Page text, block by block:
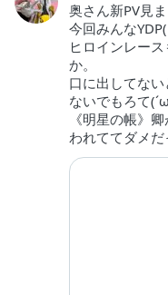
奥さん新PV見
今回みんな
ヒロインレー
か。
口に出してな
ないでもろて
《明星の帳》
われててダメ